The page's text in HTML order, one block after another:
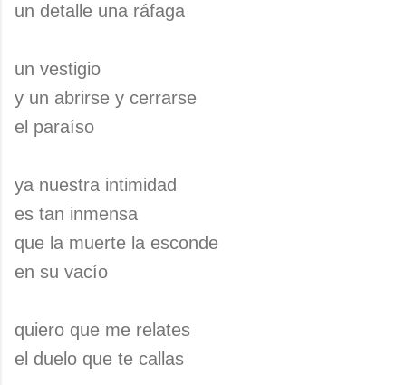
un detalle una ráfaga
un vestigio
y un abrirse y cerrarse
el paraíso
ya nuestra intimidad
es tan inmensa
que la muerte la esconde
en su vacío
quiero que me relates
el duelo que te callas